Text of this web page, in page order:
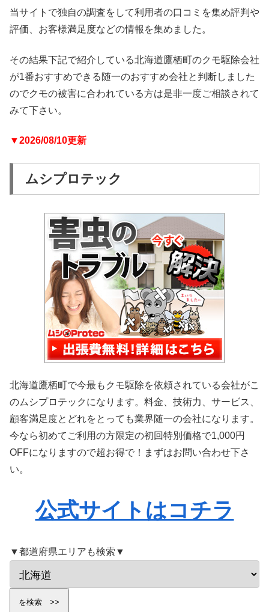
当サイトで独自の調査をして利用者の口コミを集め評判や
評価、お客様満足度などの情報を集めました。
その結果下記で紹介している北海道鷹栖町のクモ駆除会社
が1番おすすめできる随一のおすすめ会社と判断しました
のでクモの被害に合われている方は是非一度ご相談されて
みて下さい。
▼2026/08/10更新
ムシプロテック
北海道鷹栖町で今最もクモ駆除を依頼されている会社がこ
のムシプロテックになります。料金、技術力、サービス、
顧客満足度とどれをとっても業界随一の会社になります。
今なら初めてご利用の方限定の初回特別価格で1,000円
OFFになりますので超お得で！まずはお問い合わせ下さ
い。
公式サイトはコチラ
▼都道府県エリアも検索▼